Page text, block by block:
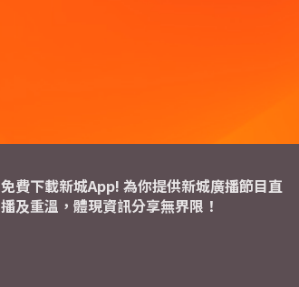
免費下載新城App! 為你提供新城廣播節目直
播及重溫，體現資訊分享無界限！